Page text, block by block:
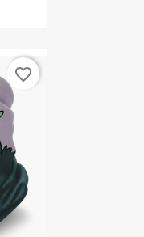
favorite_border